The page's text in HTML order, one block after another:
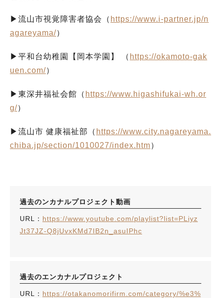
▶流山市視覚障害者協会（ https://www.i-partner.jp/n
agareyama/）
▶平和台幼稚園【岡本学園】 （ https://okamoto-gak
uen.com/）
▶東深井福祉会館（ https://www.higashifukai-wh.or
g/）
▶流山市 健康福祉部（ https://www.city.nagareyama.
chiba.jp/section/1010027/index.htm）
過去のンカナルプロジェクト動画
URL： https://www.youtube.com/playlist?list=PLiyz
Jt37JZ-Q8jUvxKMd7IB2n_asuIPhc
過去のエンカナルプロジェクト
URL： https://otakanomorifirm.com/category/%e3%